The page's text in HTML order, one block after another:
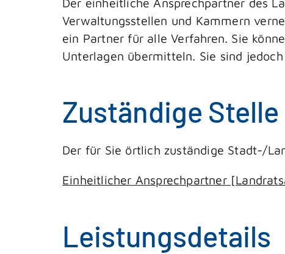
Verwaltungsstellen und Kammern
ein Partner für alle Verfahren. Sie
Unterlagen übermitteln. Sie sind
Zuständige Stelle
Der für Sie örtlich zuständige Stadt-/
Einheitlicher Ansprechpartner
Leistungsdetails